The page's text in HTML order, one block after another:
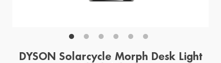
DYSON Solarcycle Morph Desk Light